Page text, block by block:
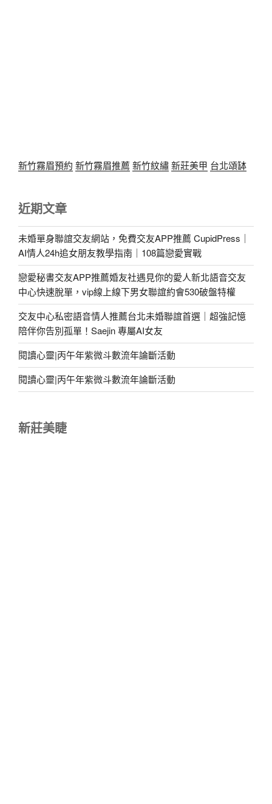
新竹霧眉預約 新竹霧眉推薦 新竹紋繡新莊美甲 台北頌缽
近期文章
未婚單身聯誼交友網站，免費交友APP推薦 CupidPress｜
AI情人24h追女朋友教學指南｜108篇戀愛實戰
戀愛秘書交友APP推薦婚友社遇見你的愛人新北語音交友
中心快速脫單，vip線上線下男女聯誼約會530破盤特權
交友中心私密語音情人推薦台北未婚聯誼首選｜超強記憶
陪伴你告別孤單！Saejin 專屬AI女友
閱讀心靈|丙午年紫微斗數流年論斷活動
閱讀心靈|丙午年紫微斗數流年論斷活動
新莊美睫